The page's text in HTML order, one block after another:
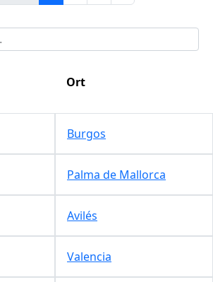
Ort
Burgos
Palma de Mallorca
Avilés
Valencia